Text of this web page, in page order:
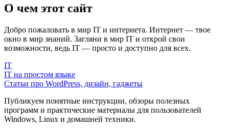
О чем этот сайт
Добро пожаловать в мир IT и интернета. Интернет — твое
окно в мир знаний. Загляни в мир IT и открой свои
возможности, ведь IT — просто и доступно для всех.
IT
IT на простом языке
Статьи про WordPress, дизайн, гаджеты
Публикуем понятные инструкции, обзоры полезных
программ и практические материалы для пользователей
Windows, Linux и домашней техники.